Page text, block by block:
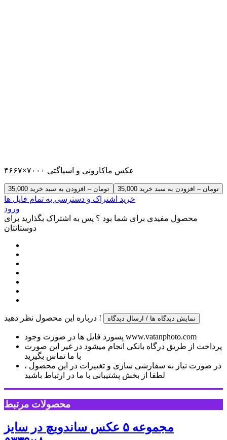
عکس ماکارونی و اسپاگتی ۷۰۰۰×۴۶۶۷
35,000 تومان – افزودن به سبد خرید
خرید اشتراک و دسترسی به تمام فایل ها
ورود
محصول مفیدی برای شما بود ؟ پس به اشتراک بگذارید برای
دوستانتان
درباره این محصول نظر دهید ! نمایش دیدگاه ها / ارسال دیدگاه
پسورد فایل ها در صورت وجود www.vatanphoto.com
پرداخت از طریق درگاه بانکی انجام میشود در غیر این صورت
با ما تماس بگیرید
در صورت نیاز به سفارشی سازی و تغییرات در این محصول ،
لطفا از بخش پشتیبانی با ما در ارتباط باشید
محصولات مرتبط
مجموعه ۵ عکس ساندویچ در سایز